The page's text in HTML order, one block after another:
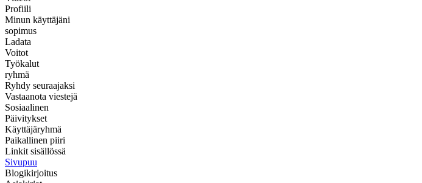
Profiili
Minun käyttäjäni
sopimus
Ladata
Voitot
Työkalut
ryhmä
Ryhdy seuraajaksi
Vastaanota viestejä
Sosiaalinen
Päivitykset
Käyttäjäryhmä
Paikallinen piiri
Linkit sisällössä
Sivupuu
Blogikirjoitus